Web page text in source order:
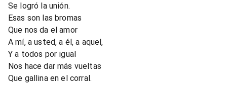
Se logró la unión.
Esas son las bromas
Que nos da el amor
A mí, a usted, a él, a aquel,
Y a todos por igual
Nos hace dar más vueltas
Que gallina en el corral.